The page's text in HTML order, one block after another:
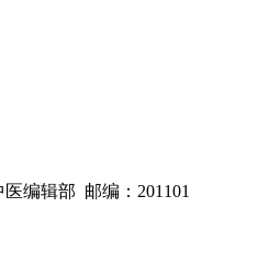
医编辑部 邮编：201101